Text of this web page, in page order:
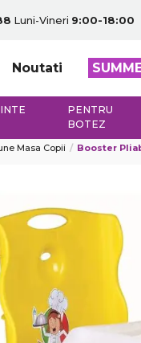
Luni-Vineri 9:00-18:00
Noutati
PENTRU
BOTEZ
Masa Copii Booster